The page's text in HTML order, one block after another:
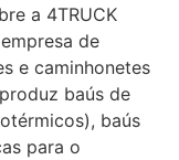
a 4TRUCK
de
e caminhonetes
baús de
baús
para o